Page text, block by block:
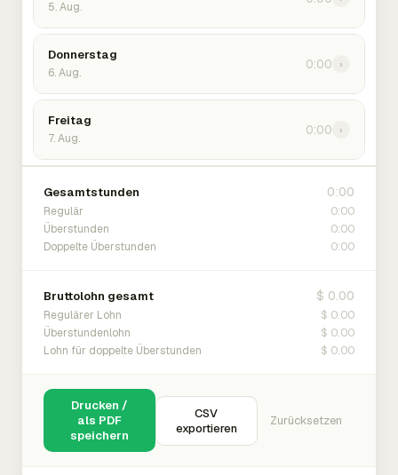
5. Aug.
Donnerstag
6. Aug.
0:00 ›
Freitag
7. Aug.
0:00 ›
Gesamtstunden 0:00
Regulär 0:00
Überstunden 0:00
Doppelte Überstunden 0:00
Bruttolohn gesamt $ 0.00
Regulärer Lohn $ 0.00
Überstundenlohn $ 0.00
Lohn für doppelte Überstunden $ 0.00
Drucken /
als PDF
speichern
CSV
exportieren
Zurücksetzen